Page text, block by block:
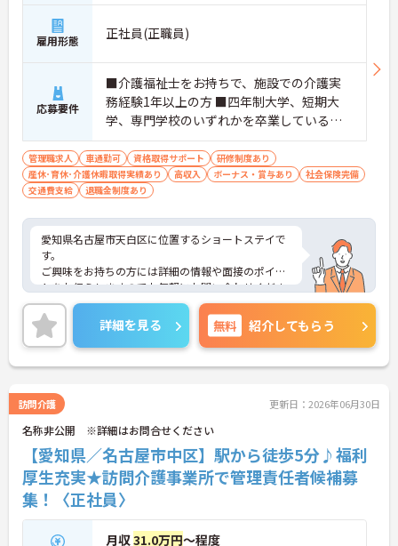
雇用形態 正社員(正職員)
応募要件
■介護福祉士をお持ちで、施設での介護実
務経験1年以上の方 ■四年制大学、短期大
学、専門学校のいずれかを卒業している方
【歓迎要件】 ■施設でのフロアリーダー経
験がある方 ■介護業界に関わらず、チーム
リーダー、マネージャー経験のある方
管理職求人 車通勤可 資格取得サポート
研修制度あり
産休･育休･介護休暇取得実績あり
高収入 ボーナス・賞与あり
社会保険完備
交通費支給
退職金制度あり
愛知県名古屋市天白区に位置するショートステイで
す。
ご興味をお持ちの方には詳細の情報や面接のポイン
トをお伝えしますのでお気軽にお問い合わせくださ
いませ。
詳細を見る 無料 紹介してもらう
訪問介護 更新日：2026年06月30日
名称非公開 ※詳細はお問合せください
【愛知県／名古屋市中区】駅から徒歩5分♪福利
厚生充実★訪問介護事業所で管理責任者候補募
集！〈正社員〉
月収31.0万円～程度